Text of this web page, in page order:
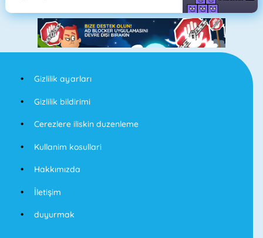
Gizlilik ayarları
Gizlilik bildirimi
Cerezlere iliskin duzenleme
Kullanim kosullari
Hakkımızda
İletişim
duyurmak